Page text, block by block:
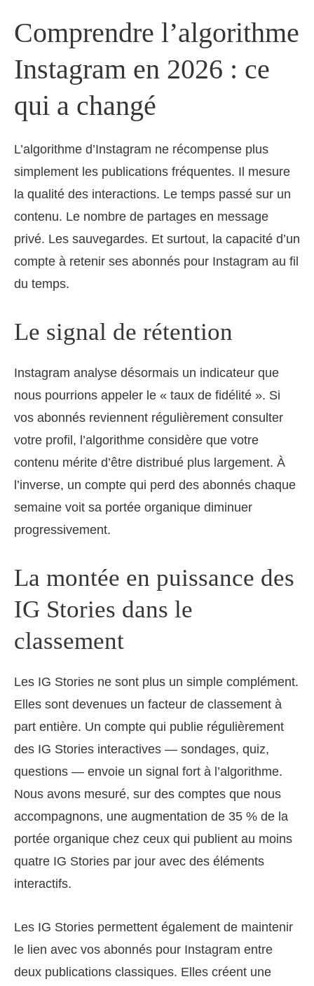
Comprendre l’algorithme
Instagram en 2026 : ce
qui a changé
L’algorithme d’Instagram ne récompense plus
simplement les publications fréquentes. Il mesure
la qualité des interactions. Le temps passé sur un
contenu. Le nombre de partages en message
privé. Les sauvegardes. Et surtout, la capacité d’un
compte à retenir ses abonnés pour Instagram au fil
du temps.
Le signal de rétention
Instagram analyse désormais un indicateur que
nous pourrions appeler le « taux de fidélité ». Si
vos abonnés reviennent régulièrement consulter
votre profil, l’algorithme considère que votre
contenu mérite d’être distribué plus largement. À
l’inverse, un compte qui perd des abonnés chaque
semaine voit sa portée organique diminuer
progressivement.
La montée en puissance des
IG Stories dans le
classement
Les IG Stories ne sont plus un simple complément.
Elles sont devenues un facteur de classement à
part entière. Un compte qui publie régulièrement
des IG Stories interactives — sondages, quiz,
questions — envoie un signal fort à l’algorithme.
Nous avons mesuré, sur des comptes que nous
accompagnons, une augmentation de 35 % de la
portée organique chez ceux qui publient au moins
quatre IG Stories par jour avec des éléments
interactifs.
Les IG Stories permettent également de maintenir
le lien avec vos abonnés pour Instagram entre
deux publications classiques. Elles créent une